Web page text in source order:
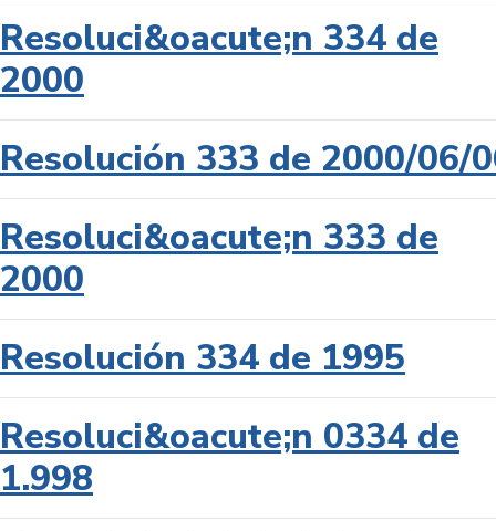
Resoluci&oacute;n 334 de
2000
Resolución 333 de 2000/06/
Resoluci&oacute;n 333 de
2000
Resolución 334 de 1995
Resoluci&oacute;n 0334 de
1.998